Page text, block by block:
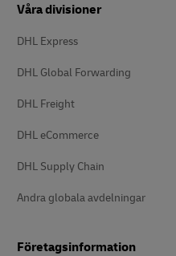
Våra divisioner
DHL Express
DHL Global Forwarding
DHL Freight
DHL eCommerce
DHL Supply Chain
Andra globala avdelningar
Företagsinformation